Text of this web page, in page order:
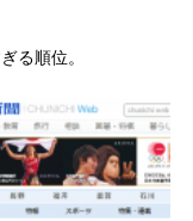
る順位。